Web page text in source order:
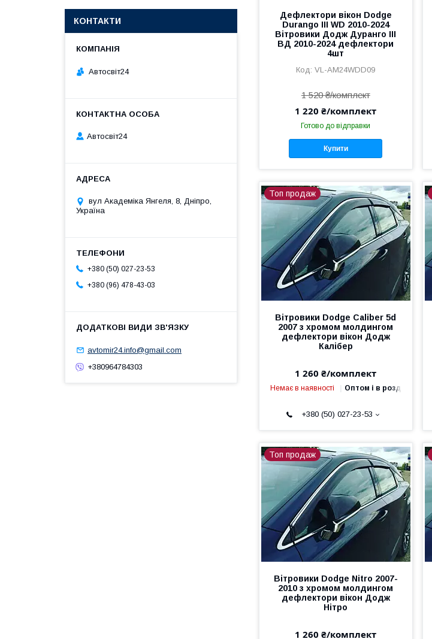
Дефлектори вікон Dodge
Durango III WD 2010-2024
Вітровики Додж Дуранго ІІІ
ВД 2010-2024 дефлектори
4шт
VL-AM24WDD09
1 520 ₴/комплект
1 220 ₴/комплект
Готово до відправки
Купити
Топ продаж
Вітровики Dodge Caliber 5d
2007 з хромом молдингом
дефлектори вікон Додж
Калібер
1 260 ₴/комплект
Немає в наявності Оптом і в роздріб
+380 (50) 027-23-53
Топ продаж
Вітровики Dodge Nitro 2007-
2010 з хромом молдингом
дефлектори вікон Додж
Нітро
1 260 ₴/комплект
КОНТАКТИ
Автосвіт24
Автосвіт24
вул Академіка Янгеля, 8, Дніпро,
Україна
+380 (50) 027-23-53
+380 (96) 478-43-03
avtomir24.info@gmail.com
+380964784303